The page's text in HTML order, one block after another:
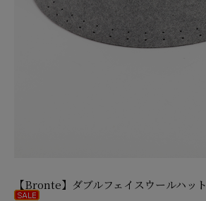
【Bronte】ダブルフェイスウールハット